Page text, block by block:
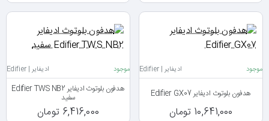
موجود ادیفایر | Edifier
هدفون بلوتوث ادیفایر Edifier GX07
10,641,000 تومان
موجود ادیفایر | Edifier
هدفون بلوتوث ادیفایر Edifier TWS NB2
سفید
6,416,000 تومان